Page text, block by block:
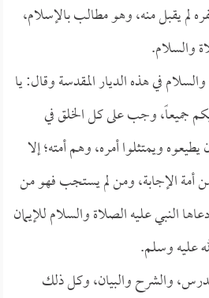
لم يقبل منه، وهو مطالب بالإسلام،
والسلام.
في هذه الديار المقدسة وقال: يا
جميعاً، وجب على كل الخلق في
ويمتثلوا أمره، وهم أمته؛ إلا
أمة الإجابة، ومن لم يستجب فهو من
النبي عليه الصلاة والسلام للإيمان
عليه وسلم.
والشرح والبيان، وكل ذلك